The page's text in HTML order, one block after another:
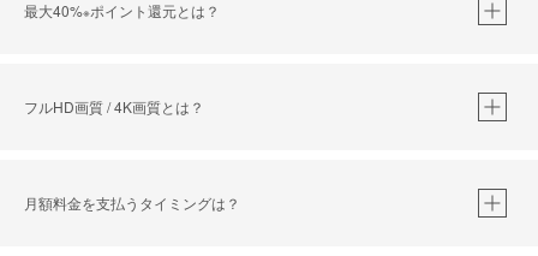
最大40%※ポイント還元とは？
※40％ポイント還元の対象は、クレジットカード決済による作品の購入 / レンタルです。
iOSアプリのUコイン決済による作品の購入 / レンタルは、20％のポイント還元です。
フルHD画質 / 4K画質とは？
月額料金を支払うタイミングは？